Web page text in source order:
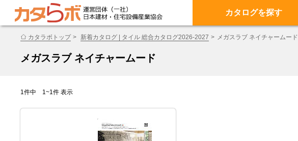
カタログを探す
カタラボトップ 新着カタログ | タイル 総合カタログ2026-2027 メガスラブ ネイチャームード
メガスラブ ネイチャームード
1件中 1~1件 表示